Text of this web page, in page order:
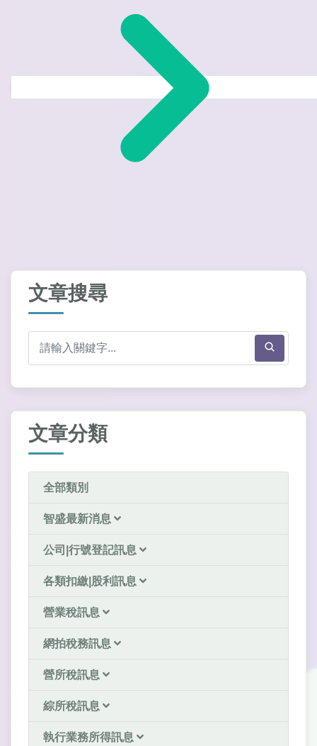
文章搜尋
文章分類
全部類別
智盛最新消息
公司|行號登記訊息
各類扣繳|股利訊息
營業稅訊息
網拍稅務訊息
營所稅訊息
綜所稅訊息
執行業務所得訊息